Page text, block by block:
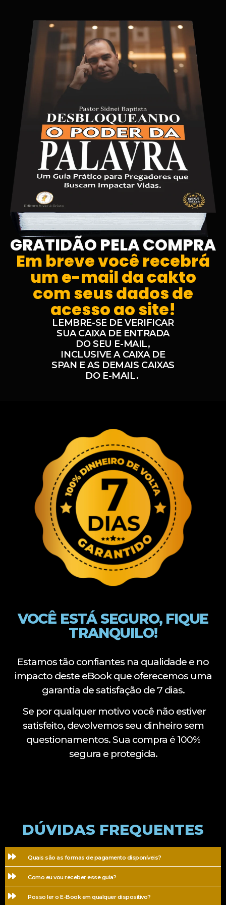
GRATIDÃO PELA COMPRA
Em breve você recebrá
um e-mail da cakto
com seus dados de
acesso ao site!
LEMBRE-SE DE VERIFICAR
SUA CAIXA DE ENTRADA
DO SEU E-MAIL,
INCLUSIVE A CAIXA DE
SPAN E AS DEMAIS CAIXAS
DO E-MAIL.
VOCÊ ESTÁ SEGURO, FIQUE
TRANQUILO!
Estamos tão confiantes na qualidade e no
impacto deste eBook que oferecemos uma
garantia de satisfação de 7 dias.
Se por qualquer motivo você não estiver
satisfeito, devolvemos seu dinheiro sem
questionamentos. Sua compra é 100%
segura e protegida.
DÚVIDAS FREQUENTES
Quais são as formas de pagamento disponíveis?
Como eu vou receber esse guia?
Posso ler o E-Book em qualquer dispositivo?